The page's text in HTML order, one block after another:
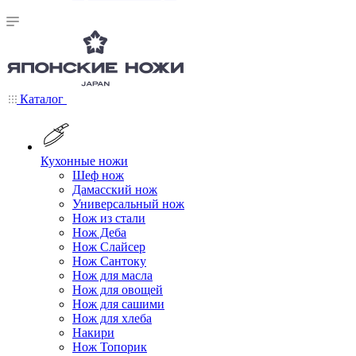
Каталог
Кухонные ножи
Шеф нож
Дамасский нож
Универсальный нож
Нож из стали
Нож Деба
Нож Слайсер
Нож Сантоку
Нож для масла
Нож для овощей
Нож для сашими
Нож для хлеба
Накири
Нож Топорик